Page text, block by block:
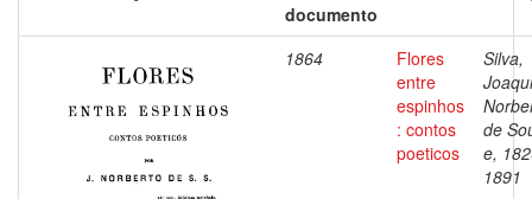
documento
1864
Flores
entre
espinhos
: contos
poeticos
Silva,
de
e,
1891